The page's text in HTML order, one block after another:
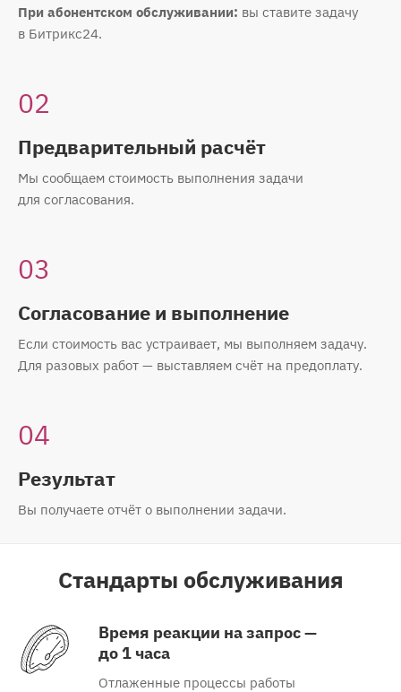
При абонентском обслуживании: вы ставите задачу
в Битрикс24.
02
Предварительный расчёт
Мы сообщаем стоимость выполнения задачи
для согласования.
03
Согласование и выполнение
Если стоимость вас устраивает, мы выполняем задачу.
Для разовых работ — выставляем cчёт на предоплату.
04
Результат
Вы получаете отчёт о выполнении задачи.
Стандарты обслуживания
Время реакции на запрос —
до 1 часа
Отлаженные процессы работы